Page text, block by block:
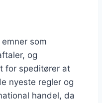
som
og
for speditører at
nyeste regler og
handel, da